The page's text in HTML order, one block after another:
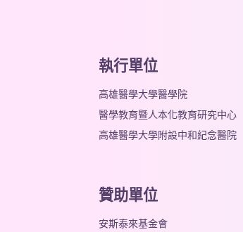
執行單位
高雄醫學大學醫學院
醫學教育暨人本化教育研究中心
高雄醫學大學附設中和紀念醫院
贊助單位
安斯泰來基金會